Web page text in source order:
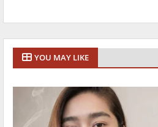
YOU MAY LIKE